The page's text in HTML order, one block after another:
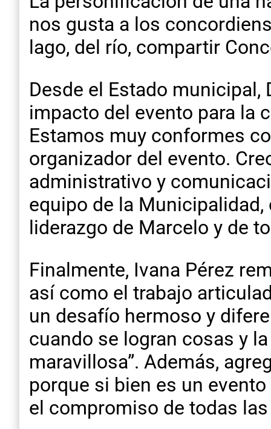
nos gusta a los
lago, del río, compartir
Desde el Estado
impacto del evento para la
Estamos muy conformes
organizador del evento.
administrativo y
equipo de la
liderazgo de Marcelo y de
Finalmente, Ivana Pérez
así como el trabajo
un desafío hermoso y
cuando se logran cosas y
maravillosa”. Además,
porque si bien es un
el compromiso de todas las